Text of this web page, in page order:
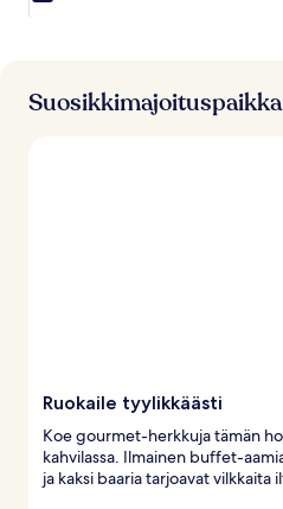
Ruokaile tyylikkäästi
Koe gourmet-herkkuja tämän
kahvilassa. Ilmainen buffet-
ja kaksi baaria tarjoavat vilkkaita